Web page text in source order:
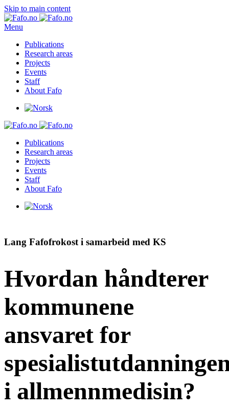
Skip to main content
Menu
Publications
Research areas
Projects
Events
Staff
About Fafo
Publications
Research areas
Projects
Events
Staff
About Fafo
Lang Fafofrokost i samarbeid med KS
Hvordan håndterer
kommunene
ansvaret for
i allmennmedisin?